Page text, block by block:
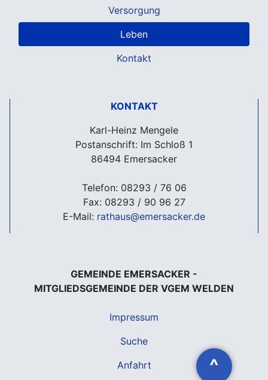
^
Versorgung
Leben
Kontakt
KONTAKT
Karl-Heinz Mengele
Postanschrift: Im Schloß 1
86494 Emersacker
Telefon: 08293 / 76 06
Fax: 08293 / 90 96 27
E-Mail: rathaus@emersacker.de
GEMEINDE EMERSACKER -
MITGLIEDSGEMEINDE DER VGEM WELDEN
Impressum
Suche
Anfahrt